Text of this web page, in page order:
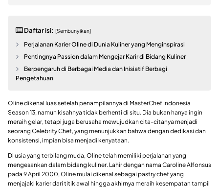
Daftar isi: [Sembunyikan]
Perjalanan Karier Oline di Dunia Kuliner yang Menginspirasi
Pentingnya Passion dalam Mengejar Karir di Bidang Kuliner
Berpengaruh di Berbagai Media dan Inisiatif Berbagi
Pengetahuan
Oline dikenal luas setelah penampilannya di MasterChef Indonesia
Season 13, namun kisahnya tidak berhenti di situ. Dia bukan hanya ingin
meraih gelar, tetapi juga berusaha mewujudkan cita-citanya menjadi
seorang Celebrity Chef, yang menunjukkan bahwa dengan dedikasi dan
konsistensi, impian bisa menjadi kenyataan.
Di usia yang terbilang muda, Oline telah memiliki perjalanan yang
mengesankan dalam bidang kuliner. Lahir dengan nama Caroline Alfonsus
pada 9 April 2000, Oline mulai dikenal sebagai pastry chef yang
menjajaki karier dari titik awal hingga akhirnya meraih kesempatan tampil